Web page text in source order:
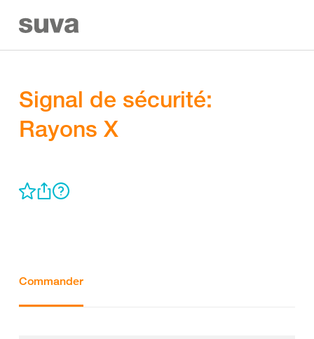
Signal de sécurité:
Rayons X
Commander